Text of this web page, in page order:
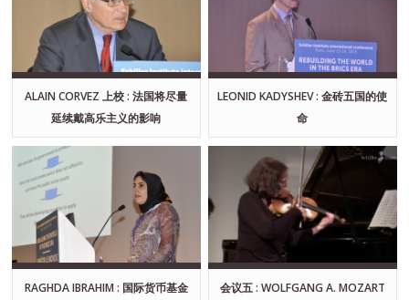
ALAIN CORVEZ 上校 : 法国将尽量
延续戴高乐主义的影响
LEONID KADYSHEV : 金砖五国的使
命
RAGHDA IBRAHIM : 国际货币基金
会议五 : WOLFGANG A. MOZART